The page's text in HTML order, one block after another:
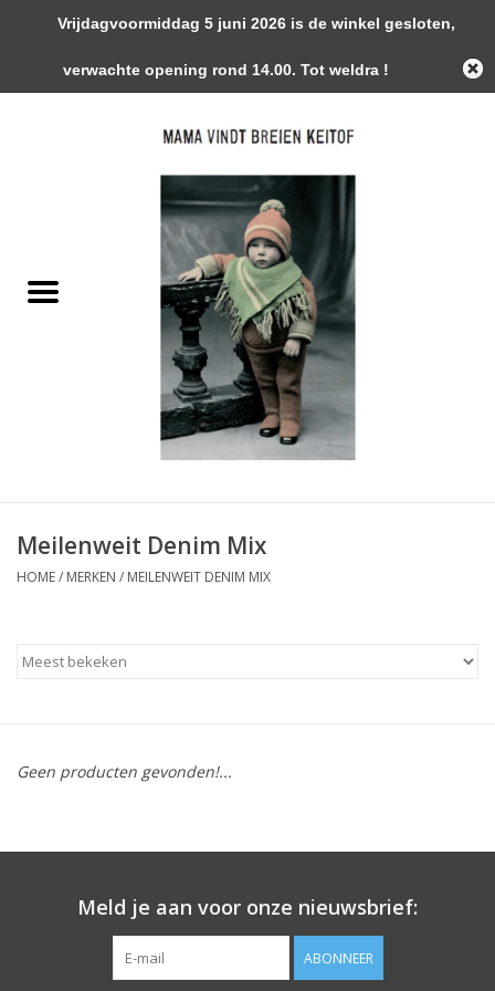
0 Artikelen - €0,00
Handwerk Toebehoren
Magazines / Patronen / Boeken
Meilenweit Denim Mix
HOME/ MERKEN / MEILENWEIT DENIM MIX
Geen producten gevonden!...
Meld je aan voor onze nieuwsbrief:
ABONNEER
Vrijdagvoormiddag 5 juni 2026 is de winkel gesloten,
verwachte opening rond 14.00. Tot weldra !